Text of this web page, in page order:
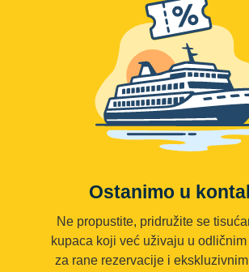
Ostanimo u
Ne propustite, pridružite se
kupaca koji već uživaju u
za rane rezervacije i